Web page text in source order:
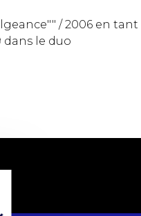
/ 2006 en tant
dans le duo